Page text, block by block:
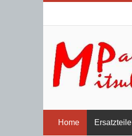
Home Ersatzteile